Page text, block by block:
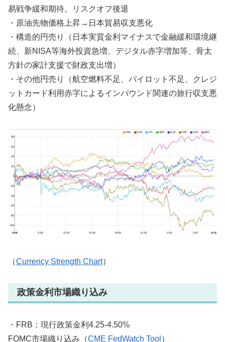
易戦争緩和期待。リスクオフ後退
・原油先物価格上昇→日本貿易収支悪化
・構造的円売り（日本実質金利マイナスで金融緩和環境継
続、新NISA等海外投資急増、デジタル赤字増加等、骨太
方針の家計支援で財政支出増）
・その他円売り（航空燃料不足、パイロット不足、クレジ
ットカード利用赤字によるインバウンド関連の旅行収支悪
化懸念）
（Currency Strength Chart）
政策金利市場織り込み
・FRB：現行政策金利4.25-4.50%
FOMC市場織り込み（CME FedWatch Tool ）